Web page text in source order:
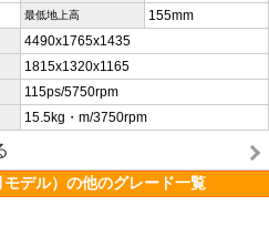
最低地上高 155mm
4490x1765x1435
1815x1320x1165
115ps/5750rpm
15.5kg・m/3750rpm
デル）の他のグレード一覧